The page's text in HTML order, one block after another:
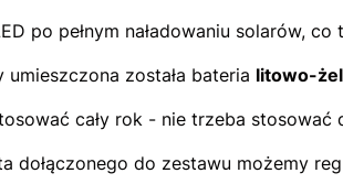
po pełnym naładowaniu solarów,
umieszczona została bateria litowo-
cały rok - nie trzeba
dołączonego do zestawu możemy